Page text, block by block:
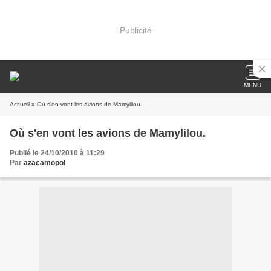
Publicité
MENU
Accueil » Où s'en vont les avions de Mamylilou.
Où s'en vont les avions de Mamylilou.
Publié le 24/10/2010 à 11:29
Par azacamopol